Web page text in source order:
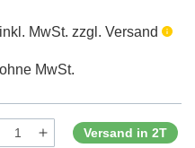
inkl. MwSt. zzgl. Versand
ohne MwSt.
Menge Versand in 2T